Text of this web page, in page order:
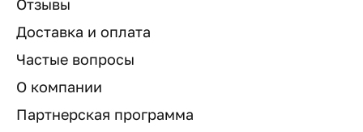
Отзывы
Доставка и оплата
Частые вопросы
О компании
Партнерская программа